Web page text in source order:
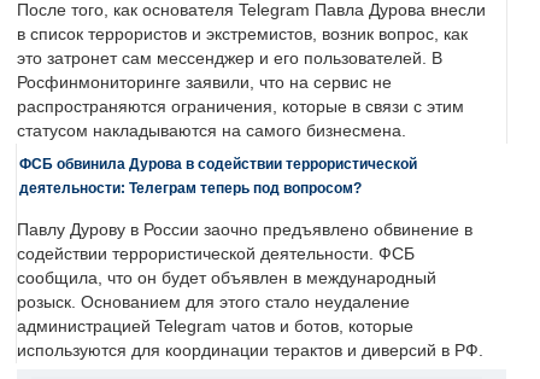
После того, как основателя Telegram Павла Дурова внесли
в список террористов и экстремистов, возник вопрос, как
это затронет сам мессенджер и его пользователей. В
Росфинмониторинге заявили, что на сервис не
распространяются ограничения, которые в связи с этим
статусом накладываются на самого бизнесмена.
ФСБ обвинила Дурова в содействии террористической
деятельности: Телеграм теперь под вопросом?
Павлу Дурову в России заочно предъявлено обвинение в
содействии террористической деятельности. ФСБ
сообщила, что он будет объявлен в международный
розыск. Основанием для этого стало неудаление
администрацией Telegram чатов и ботов, которые
используются для координации терактов и диверсий в РФ.